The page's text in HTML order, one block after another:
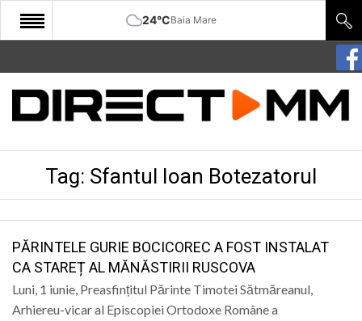
24°CBaia Mare
START
COMUNITATE
CULTURA
SANATATE
SPORT
SPECIAL
Tag: Sfantul Ioan Botezatorul
PĂRINTELE GURIE BOCICOREC A FOST INSTALAT
CA STAREȚ AL MĂNĂSTIRII RUSCOVA
Luni, 1 iunie, Preasfințitul Părinte Timotei Sătmăreanul,
Arhiereu-vicar al Episcopiei Ortodoxe Române a